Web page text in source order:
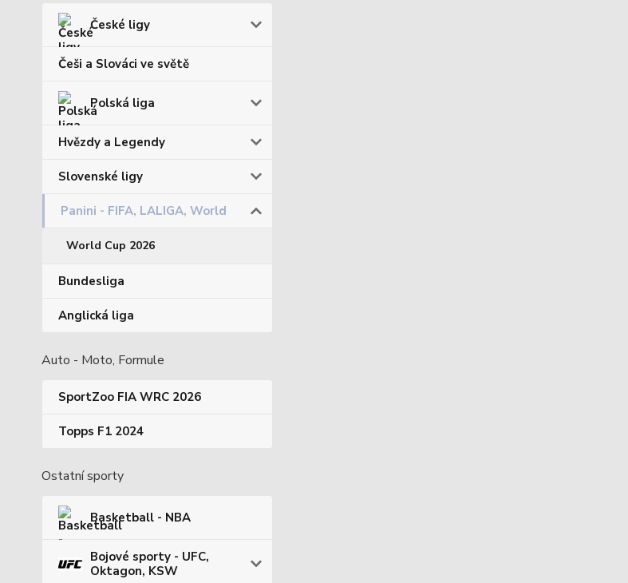
České ligy
Češi a Slováci ve světě
Polská liga
Hvězdy a Legendy
Slovenské ligy
Panini - FIFA, LALIGA, World
World Cup 2026
Bundesliga
Anglická liga
Auto - Moto, Formule
SportZoo FIA WRC 2026
Topps F1 2024
Ostatní sporty
Basketball - NBA
Bojové sporty - UFC,
Oktagon, KSW